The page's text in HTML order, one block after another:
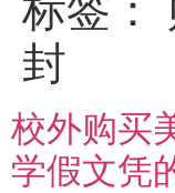
标签：
封
校外购买
学假文凭